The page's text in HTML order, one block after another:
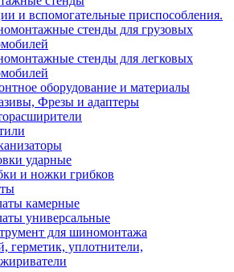
и вспомогательные приспособления.
стенды для грузовых
стенды для легковых
оборудование и материалы
Фрезы и адаптеры
ударные
и ножки грибков
камерные
универсальные
для шиномонтажа
герметик, уплотнители,